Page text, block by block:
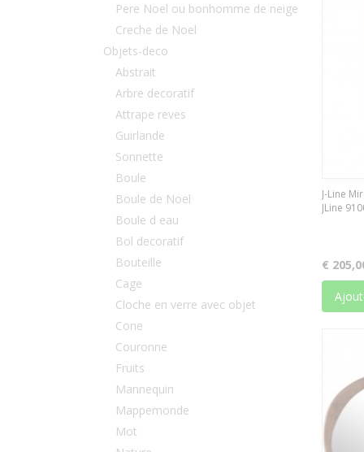
Pere Noel ou bonhomme de neige
Creche de Noel
Objets-deco
Abstrait
Arbre decoratif
Attrape reves
Guirlande
Sonnette
Boule
Boule de Noel
Boule d eau
Bol decoratif
Bouteille
Cage
Cloche en verre avec objet
Cone
Couronne
Fruits
Mannequin
Mappemonde
Mot
J-Line
JLine
€